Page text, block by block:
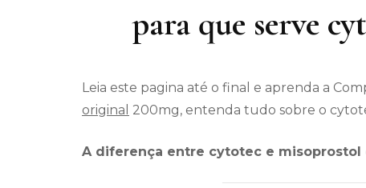
para que serve
Leia este pagina até o final e aprenda a
original 200mg, entenda tudo sobre o
A diferença entre cytotec e misoprostol